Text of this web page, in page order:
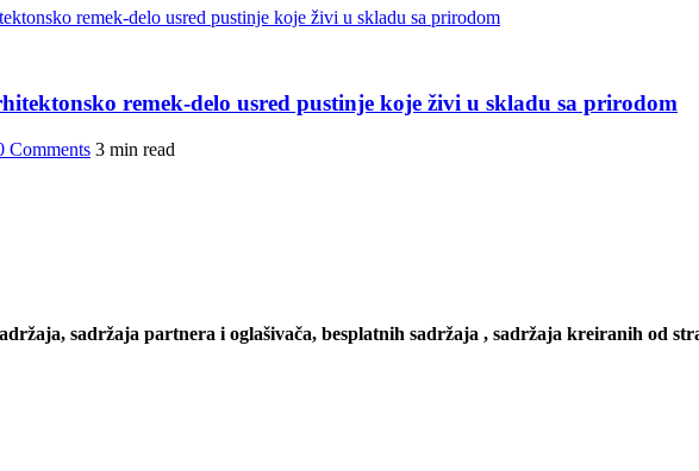
remek-delo usred pustinje koje živi u skladu sa prirodom
Comments 3 min read
sadržaja partnera i oglašivača, besplatnih sadržaja , sadržaja kreiranih od